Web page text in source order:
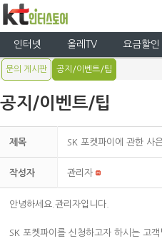
인터넷 올레TV 요금할인
문의 게시판 공지/이벤트/팁
공지/이벤트/팁
제목 SK 포켓파이에 관한 사
작성자 관리자
안녕하세요.관리자입니다.
SK 포켓파이를 신청하고자 하시는 고